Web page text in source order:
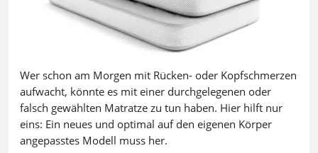
Wer schon am Morgen mit Rücken- oder Kopfschmerzen
aufwacht, könnte es mit einer durchgelegenen oder
falsch gewählten Matratze zu tun haben. Hier hilft nur
eins: Ein neues und optimal auf den eigenen Körper
angepasstes Modell muss her.